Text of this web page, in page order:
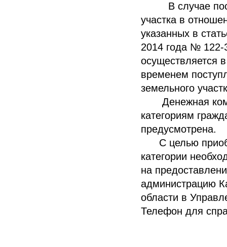
В случае
участка в
указанных в
2014 года №
осуществляется
временем
земельного
Денежная
категориям
предусмотрена.
С целью
категории
на
администрацию
области в
Телефон для